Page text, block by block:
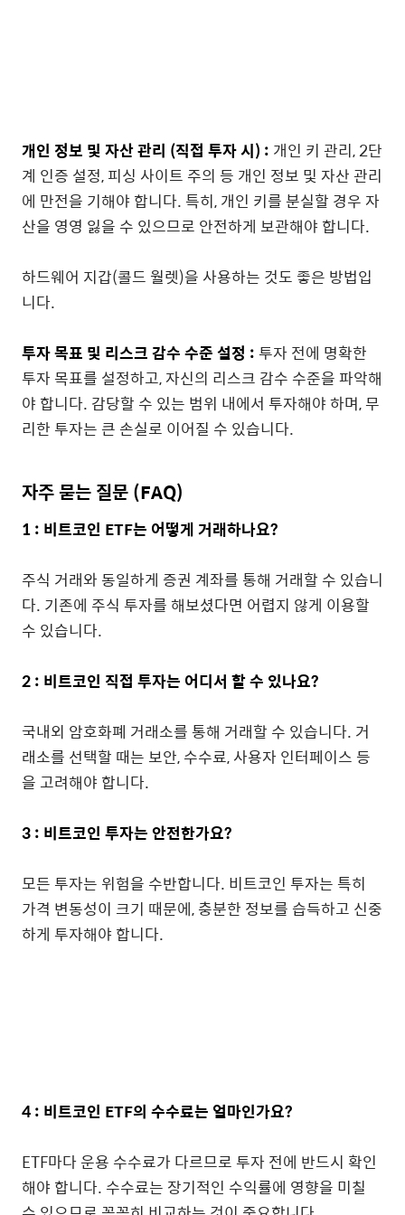
개인 정보 및 자산 관리 (직접 투자 시) : 개인 키 관리, 2단
계 인증 설정, 피싱 사이트 주의 등 개인 정보 및 자산 관리
에 만전을 기해야 합니다. 특히, 개인 키를 분실할 경우 자
산을 영영 잃을 수 있으므로 안전하게 보관해야 합니다.
하드웨어 지갑(콜드 월렛)을 사용하는 것도 좋은 방법입
니다.
투자 목표 및 리스크 감수 수준 설정 :투자 전에 명확한
투자 목표를 설정하고, 자신의 리스크 감수 수준을 파악해
야 합니다. 감당할 수 있는 범위 내에서 투자해야 하며, 무
리한 투자는 큰 손실로 이어질 수 있습니다.
자주 묻는 질문 (FAQ)
1 : 비트코인 ETF는 어떻게 거래하나요?
주식 거래와 동일하게 증권 계좌를 통해 거래할 수 있습니
다. 기존에 주식 투자를 해보셨다면 어렵지 않게 이용할
수 있습니다.
2 : 비트코인 직접 투자는 어디서 할 수 있나요?
국내외 암호화폐 거래소를 통해 거래할 수 있습니다. 거
래소를 선택할 때는 보안, 수수료, 사용자 인터페이스 등
을 고려해야 합니다.
3 : 비트코인 투자는 안전한가요?
모든 투자는 위험을 수반합니다. 비트코인 투자는 특히
가격 변동성이 크기 때문에, 충분한 정보를 습득하고 신중
하게 투자해야 합니다.
4 : 비트코인 ETF의 수수료는 얼마인가요?
ETF마다 운용 수수료가 다르므로 투자 전에 반드시 확인
해야 합니다. 수수료는 장기적인 수익률에 영향을 미칠